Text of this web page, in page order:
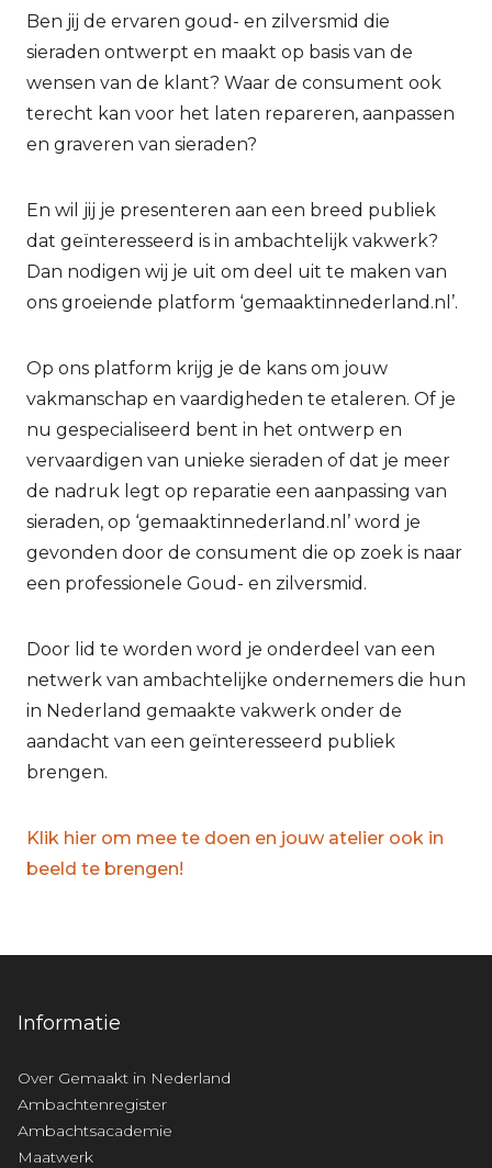
Ben jij de ervaren goud- en zilversmid die
sieraden ontwerpt en maakt op basis van de
wensen van de klant? Waar de consument ook
terecht kan voor het laten repareren, aanpassen
en graveren van sieraden?
En wil jij je presenteren aan een breed publiek
dat geïnteresseerd is in ambachtelijk vakwerk?
Dan nodigen wij je uit om deel uit te maken van
ons groeiende platform ‘gemaaktinnederland.nl’.
Op ons platform krijg je de kans om jouw
vakmanschap en vaardigheden te etaleren. Of je
nu gespecialiseerd bent in het ontwerp en
vervaardigen van unieke sieraden of dat je meer
de nadruk legt op reparatie een aanpassing van
sieraden, op ‘gemaaktinnederland.nl’ word je
gevonden door de consument die op zoek is naar
een professionele Goud- en zilversmid.
Door lid te worden word je onderdeel van een
netwerk van ambachtelijke ondernemers die hun
in Nederland gemaakte vakwerk onder de
aandacht van een geïnteresseerd publiek
brengen.
Klik hier om mee te doen en jouw atelier ook in
beeld te brengen!
Informatie
Over Gemaakt in Nederland
Ambachtenregister
Ambachtsacademie
Maatwerk